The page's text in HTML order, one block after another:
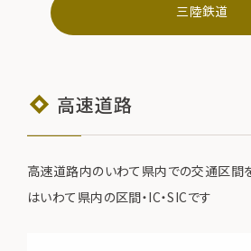
三陸鉄道
高速道路
高速道路内のいわて県内での交通区間
はいわて県内の区間・IC・SICです